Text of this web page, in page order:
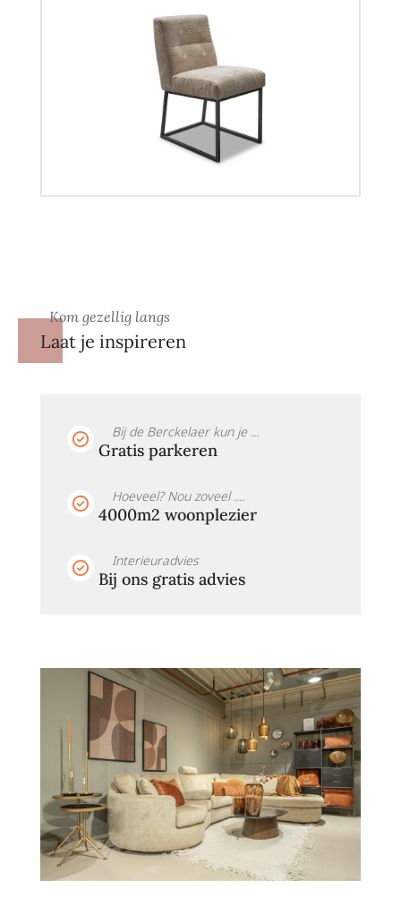
Kom gezellig langs
Laat je inspireren
Bij de Berckelaer kun je ...
Gratis parkeren
Hoeveel? Nou zoveel ....
4000m2 woonplezier
Interieuradvies
Bij ons gratis advies